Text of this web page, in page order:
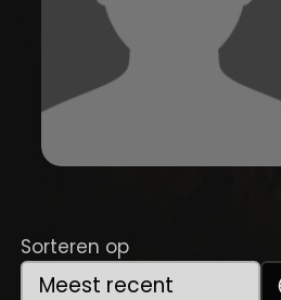
Sorteren op